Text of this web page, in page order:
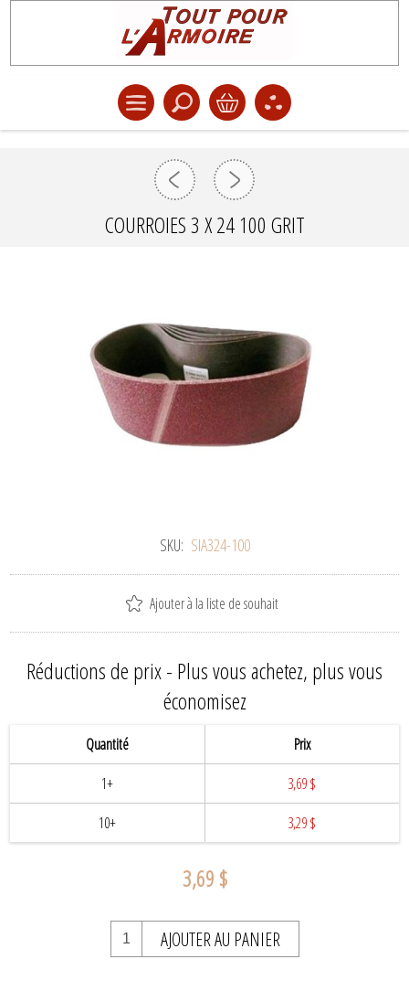
COURROIES 3 X 24 100 GRIT
SKU: SIA324-100
Ajouter à la liste de souhait
Réductions de prix - Plus vous achetez, plus vous
économisez
Quantité
1+
10+
Prix
3,69 $
3,29 $
3,69 $
AJOUTER AU PANIER